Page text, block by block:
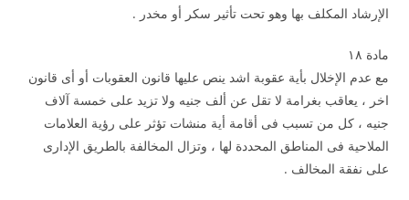
الإرشاد المكلف بها وهو تحت تأثير سكر أو مخدر .
مادة ۱۸
مع عدم الإخلال بأية عقوبة اشد ينص عليها قانون العقوبات أو أى قانون
اخر ، يعاقب بغرامة لا تقل عن ألف جنيه ولا تزيد على خمسة آلاف
جنيه ، كل من تسبب فى أقامة أية منشات تؤثر على رؤية العلامات
الملاحية فى المناطق المحددة لها ، وتزال المخالفة بالطريق الإدارى
على نفقة المخالف .